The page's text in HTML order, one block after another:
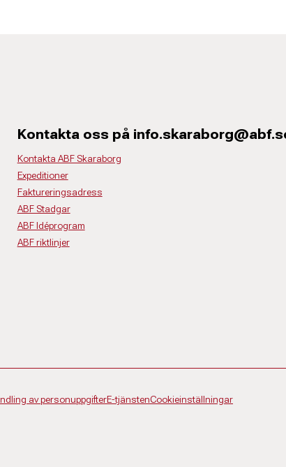
Kontakta oss på
Kontakta ABF Skaraborg
Expeditioner
Faktureringsadress
ABF Stadgar
ABF Idéprogram
ABF riktlinjer
av personuppgifterE-tjänstenCookieinställningar